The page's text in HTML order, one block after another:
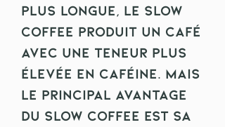
plus longue, le Slow
Coffee produit un café
avec une teneur plus
élevée en caféine. Mais
le principal avantage
du Slow Coffee est sa